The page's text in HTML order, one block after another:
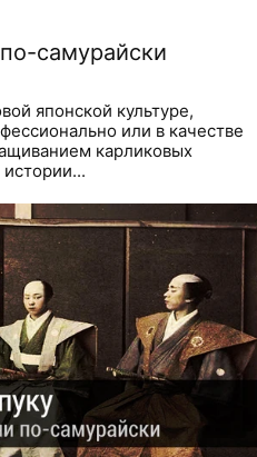
самурайски
японской культуре,
или в качестве
карликовых